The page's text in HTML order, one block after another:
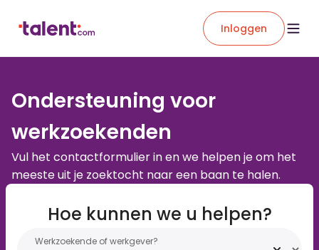
Inloggen
Ondersteuning voor
werkzoekenden
Vul het contactformulier in en we helpen je om het
meeste uit je zoektocht naar een baan te halen.
Hoe kunnen we u helpen?
Werkzoekende of werkgever?